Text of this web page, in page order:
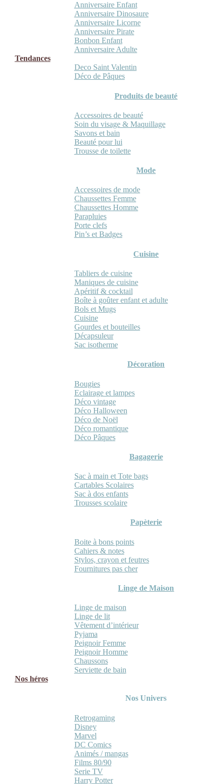
Anniversaire Enfant
Anniversaire Dinosaure
Anniversaire Licorne
Anniversaire Pirate
Bonbon Enfant
Anniversaire Adulte
Tendances
Deco Saint Valentin
Déco de Pâques
Produits de beauté
Accessoires de beauté
Soin du visage & Maquillage
Savons et bain
Beauté pour lui
Trousse de toilette
Mode
Accessoires de mode
Chaussettes Femme
Chaussettes Homme
Parapluies
Porte clefs
Pin’s et Badges
Cuisine
Tabliers de cuisine
Maniques de cuisine
Apéritif & cocktail
Boîte à goûter enfant et adulte
Bols et Mugs
Cuisine
Gourdes et bouteilles
Décapsuleur
Sac isotherme
Décoration
Bougies
Eclairage et lampes
Déco vintage
Déco Halloween
Déco de Noël
Déco romantique
Déco Pâques
Bagagerie
Sac à main et Tote bags
Cartables Scolaires
Sac à dos enfants
Trousses scolaire
Papèterie
Boite à bons points
Cahiers & notes
Stylos, crayon et feutres
Fournitures pas cher
Linge de Maison
Linge de maison
Linge de lit
Vêtement d’intérieur
Pyjama
Peignoir Femme
Peignoir Homme
Chaussons
Serviette de bain
Nos héros
Nos Univers
Retrogaming
Disney
Marvel
DC Comics
Animés / mangas
Films 80/90
Serie TV
Harry Potter